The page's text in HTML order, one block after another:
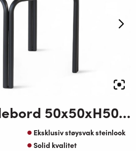
Ella/Paris Sidebord 50x50xH50cm Koks ramme med PVC bordplate
Eksklusiv støysvak steinlook
Solid kvalitet